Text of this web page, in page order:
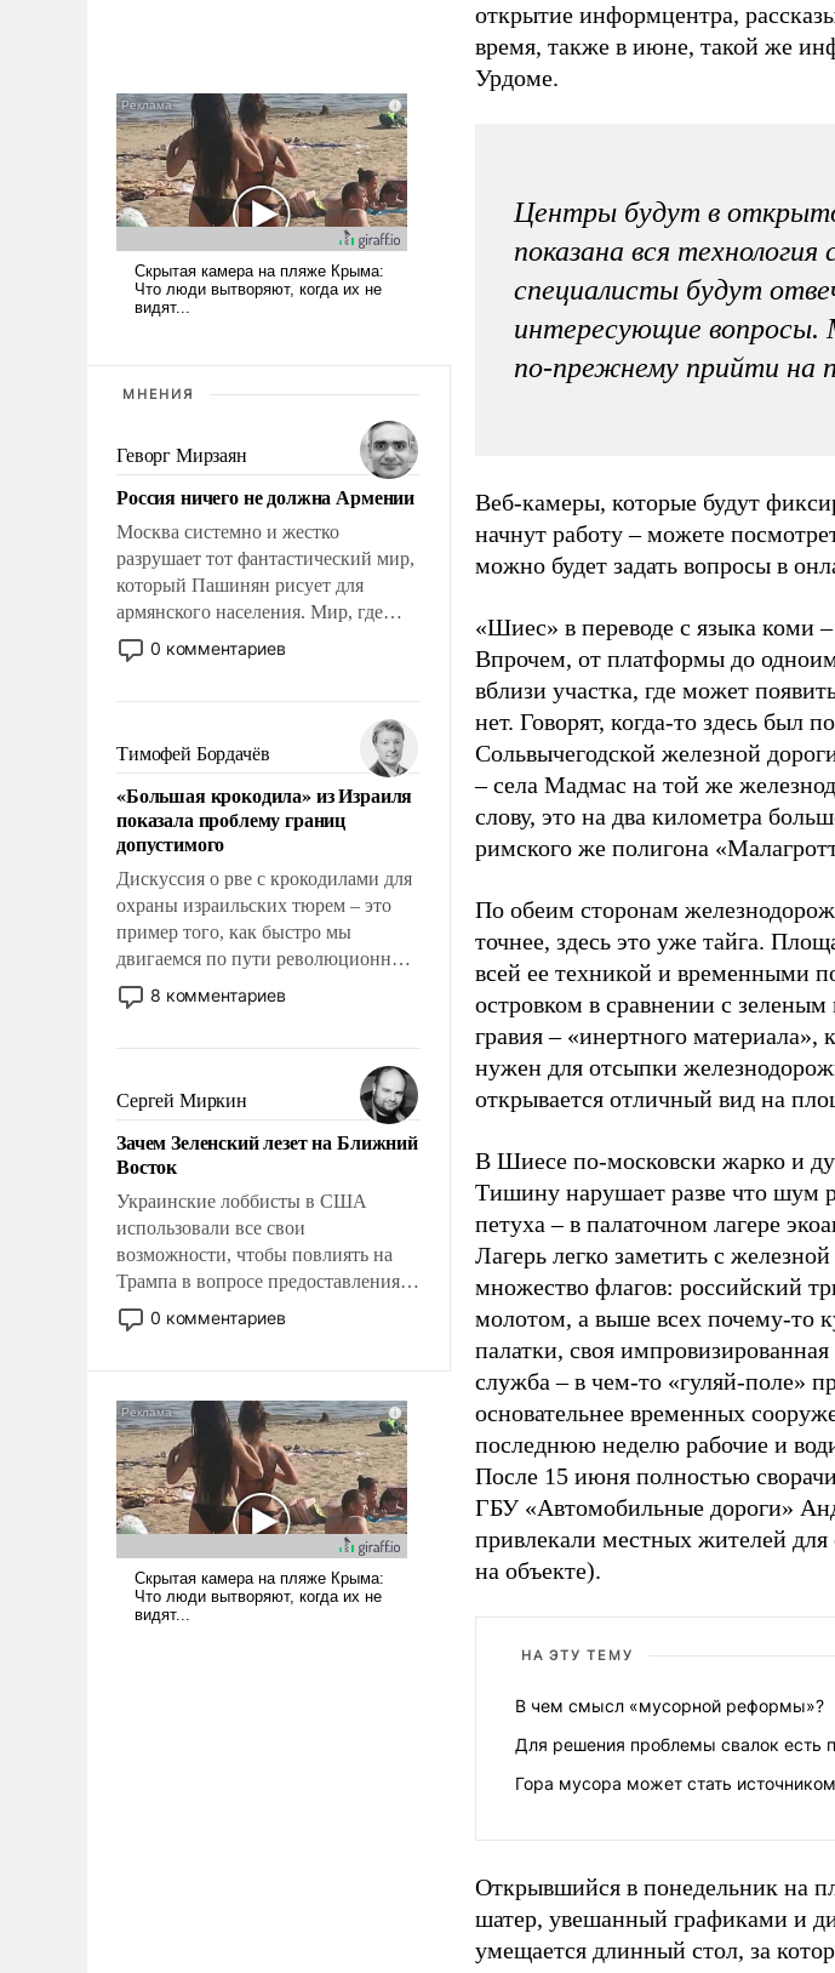
МНЕНИЯ
Геворг Мирзаян
Россия ничего не должна Армении
Москва системно и жестко
разрушает тот фантастический мир,
который Пашинян рисует для
армянского населения. Мир, где
этому населению все должны
просто по определению, где его
беспрекословно оплачиваться за
счет российских
налогоплательщиков, и где за свои
поступки не нужно отвечать.
0 комментариев
Тимофей Бордачёв
«Большая крокодила» из Израиля
показала проблему границ
допустимого
Дискуссия о рве с крокодилами для
охраны израильских тюрем – это
пример того, как быстро мы
двигаемся по пути революционных
изменений. То, что несколько лет
назад было образом для
8 комментариев
Сергей Миркин
Зачем Зеленский лезет на Ближний
Восток
Украинские лоббисты в США
использовали все свои
возможности, чтобы повлиять на
Трампа в вопросе предоставления
вооружений своим нанимателям.
Вероятно, кому-то из тех, кто
продемонстрировать, что Украина
вступила в вооруженное
противостояние с Ираном.
0 комментариев
открытие информцентра,
время, также в июне, такой же
Урдоме.
Центры будут в
показана вся
специалисты будут
интересующие
по-прежнему прийти на
Веб-камеры, которые будут
начнут работу – можете
можно будет задать вопросы в
«Шиес» в переводе с языка коми
Впрочем, от платформы до
вблизи участка, где может
нет. Говорят, когда-то здесь был
Сольвычегодской железной
– села Мадмас на той же
слову, это на два километра
римского же полигона
По обеим сторонам
точнее, здесь это уже тайга.
всей ее техникой и временными
островком в сравнении с
гравия – «инертного материала»,
нужен для отсыпки
открывается отличный вид на
В Шиесе по-московски жарко и
Тишину нарушает разве что шум
петуха – в палаточном лагере
Лагерь легко заметить с
множество флагов: российский
молотом, а выше всех почему-то
палатки, своя
служба – в чем-то «гуляй-поле»
основательнее временных
последнюю неделю рабочие и
После 15 июня полностью
ГБУ «Автомобильные дороги»
привлекали местных жителей для
на объекте).
НА ЭТУ ТЕМУ
В чем смысл «мусорной реформы»?
Для решения проблемы свалок есть
Гора мусора может стать
Открывшийся в понедельник на
шатер, увешанный графиками и
умещается длинный стол, за